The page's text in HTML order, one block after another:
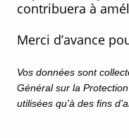
contribuera à
Merci d’avance
Vos données sont
Général sur la
utilisées qu'à des fins